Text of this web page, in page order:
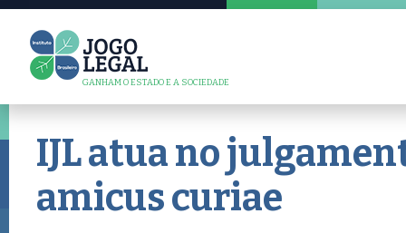
GANHAM O ESTADO E A SOCIEDADE
IJL atua no
amicus curiae